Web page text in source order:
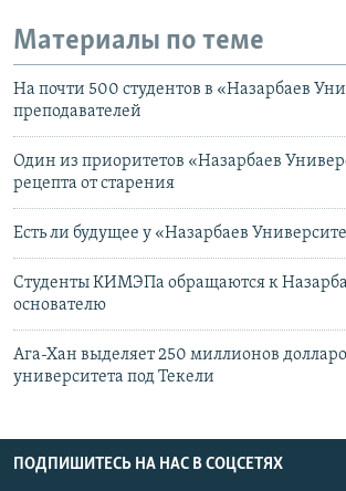
Материалы по теме
На почти 500 студентов в «Назарбаев
преподавателей
Один из приоритетов «Назарбаев
рецепта от старения
Есть ли будущее у «Назарбаев
Студенты КИМЭПа обращаются к
основателю
Ага-Хан выделяет 250 миллионов
университета под Текели
ПОДПИШИТЕСЬ НА НАС В СОЦСЕТЯХ